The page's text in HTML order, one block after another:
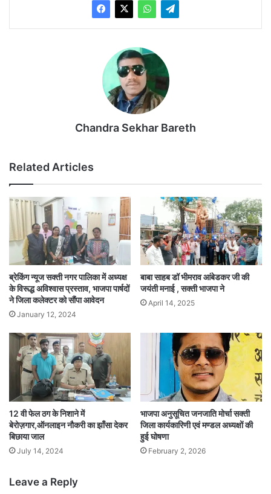
Chandra Sekhar Bareth
Related Articles
ब्रेकिंग न्यूज सक्ती नगर पालिका में अध्यक्ष
के विरूद्ध अविश्वास प्रस्ताव, भाजपा पार्षदों
ने जिला कलेक्टर को सौंपा आवेदन
January 12, 2024
बाबा साहब डॉ भीमराव आंबेडकर जी की
जयंती मनाई , सक्ती भाजपा ने
April 14, 2025
12 वी फेल ठग के निशाने में
बेरोज़गार,ऑनलाइन नौकरी का झाँसा देकर
बिछाया जाल
July 14, 2024
भाजपा अनुसूचित जनजाति मोर्चा सक्ती
जिला कार्यकारिणी एवं मण्डल अध्यक्षों की
हुई घोषणा
February 2, 2026
Leave a Reply